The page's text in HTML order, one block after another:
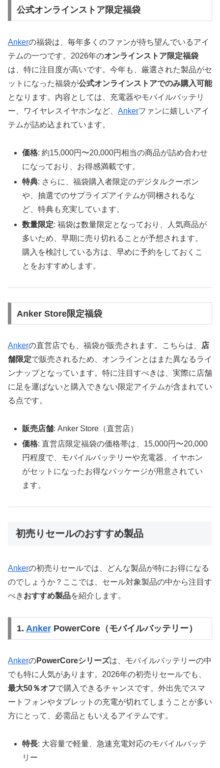
公式オンラインストア限定福袋
Ankerの福袋は、毎年多くのファンが待ち望んでいるアイ
テムの一つです。2026年のオンラインストア限定福袋
は、特に注目度が高いです。今年も、厳選された製品がセ
ットになった福袋が公式オンラインストアでのみ購入可能
となります。内容としては、充電器やモバイルバッテリ
ー、ワイヤレスイヤホンなど、 Ankerファンに嬉しいアイ
テムが詰め込まれています。
価格: 約15,000円〜20,000円相当の商品が詰め合わせ
になっており、お得感満載です。
特典: さらに、福袋購入者限定のデジタルクーポン
や、抽選でのサプライズアイテムが同梱されるな
ど、特典も充実しています。
数量限定: 福袋は数量限定となっており、人気商品が
多いため、早期に売り切れることが予想されます。
購入を検討している方は、早めに予約をしておくこ
とをおすすめします。
Anker Store限定福袋
Ankerの直営店でも、福袋が販売されます。こちらは、 店
舗限定で販売されるため、オンラインとはまた異なるライ
ンナップとなっています。特に注目すべきは、実際に店舗
に足を運ばないと購入できない限定アイテムが含まれてい
る点です。
販売店舗: Anker Store（直営店）
価格: 直営店限定福袋の価格帯は、15,000円〜20,000
円程度で、モバイルバッテリーや充電器、イヤホン
がセットになったお得なパッケージが用意されてい
ます。
初売りセールのおすすめ製品
Ankerの初売りセールでは、どんな製品が特にお得になる
のでしょうか？ここでは、セール対象製品の中から注目す
べき おすすめ製品を紹介します。
1. AnkerPowerCore（モバイルバッテリー）
AnkerのPowerCoreシリーズは、モバイルバッテリーの中
でも特に人気があります。2026年の初売りセールでも、
最大50％オフで購入できるチャンスです。外出先でスマ
ートフォンやタブレットの充電が切れてしまうことが多い
方にとって、必需品ともいえるアイテムです。
特長: 大容量で軽量、急速充電対応のモバイルバッテ
リー